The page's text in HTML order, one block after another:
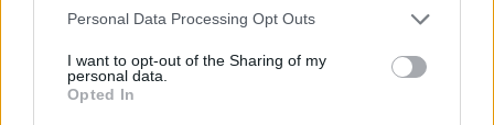
Personal Data Processing Opt Outs
I want to opt-out of the Sharing of my
personal data.
Opted In
16.7.20
ZORBA13
Съобщения: 139 Получени харесвания:
Точки за награди:
160